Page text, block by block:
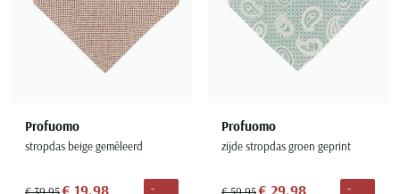
Profuomo
stropdas beige gemêleerd
€ 19,98
-
Profuomo
zijde stropdas groen geprint
€ 29,98
-